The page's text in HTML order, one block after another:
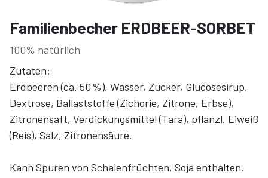
Familienbecher ERDBEER-SORBET
100% natürlich
Zutaten:
Erdbeeren (ca. 50 %), Wasser, Zucker, Glucosesirup,
Dextrose, Ballaststoffe (Zichorie, Zitrone, Erbse),
Zitronensaft, Verdickungsmittel (Tara), pflanzl. Eiweiß
(Reis), Salz, Zitronensäure.
Kann Spuren von Schalenfrüchten, Soja enthalten.